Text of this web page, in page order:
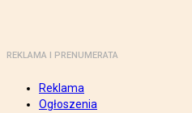
REKLAMA I PRENUMERATA
Reklama
Ogłoszenia